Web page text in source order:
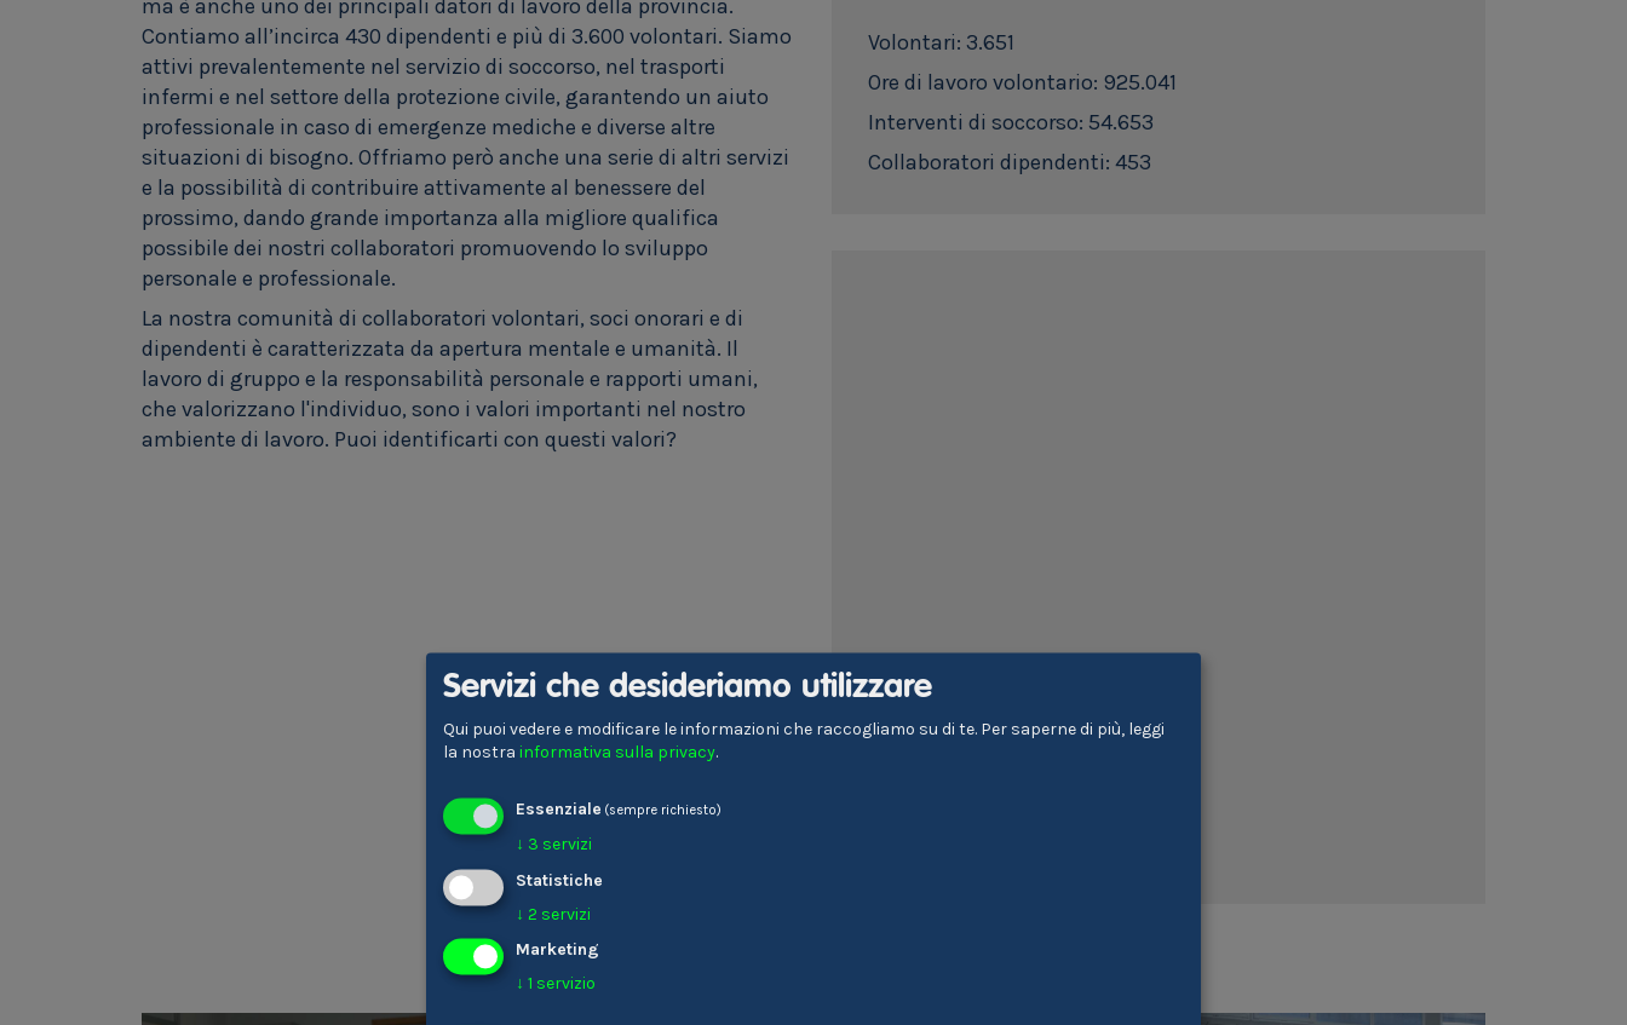
ma è anche uno dei principali datori di lavoro della provincia.
Contiamo all’incirca 430 dipendenti e più di 3.600 volontari. Siamo
attivi prevalentemente nel servizio di soccorso, nel trasporti
infermi e nel settore della protezione civile, garantendo un aiuto
professionale in caso di emergenze mediche e diverse altre
situazioni di bisogno. Offriamo però anche una serie di altri servizi
e la possibilità di contribuire attivamente al benessere del
prossimo, dando grande importanza alla migliore qualifica
possibile dei nostri collaboratori promuovendo lo sviluppo
personale e professionale.
La nostra comunità di collaboratori volontari, soci onorari e di
dipendenti è caratterizzata da apertura mentale e umanità. Il
lavoro di gruppo e la responsabilità personale e rapporti umani,
che valorizzano l'individuo, sono i valori importanti nel nostro
ambiente di lavoro. Puoi identificarti con questi valori?
Volontari: 3.651
Ore di lavoro volontario: 925.041
Interventi di soccorso: 54.653
Collaboratori dipendenti: 453
Servizi che desideriamo utilizzare
Qui puoi vedere e modificare le informazioni che raccogliamo su di te. Per saperne di più, leggi
la nostra informativa sulla privacy.
Essenziale (sempre richiesto)
↓ 3 servizi
Statistiche
↓ 2 servizi
Marketing
↓ 1 servizio